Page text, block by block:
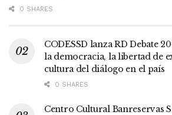
0 SHARES
CODESSD lanza RD Debate
la democracia, la libertad de
cultura del diálogo en el país
0 SHARES
Centro Cultural Banreservas